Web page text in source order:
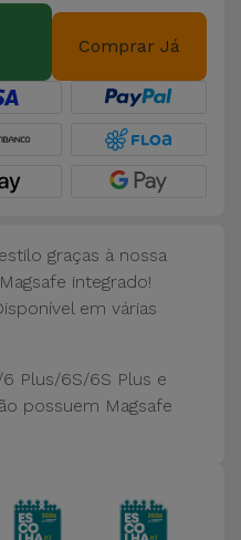
Comprar Já
graças à nossa
integrado!
em várias
Plus/6S/6S Plus e
possuem Magsafe